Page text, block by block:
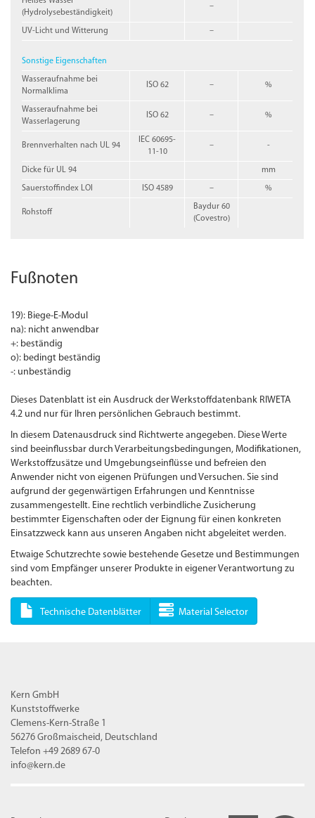
(Hydrolysebeständigkeit)
–
UV-Licht und Witterung –
Sonstige Eigenschaften
Wasseraufnahme bei
Normalklima
ISO 62 – %
Wasseraufnahme bei
Wasserlagerung
ISO 62 – %
Brennverhalten nach UL 94
IEC 60695-
11-10
– -
Dicke für UL 94 mm
Sauerstoffindex LOI ISO 4589 – %
Rohstoff
Baydur 60
(Covestro)
Fußnoten
19): Biege-E-Modul
na): nicht anwendbar
+: beständig
o): bedingt beständig
-: unbeständig
Dieses Datenblatt ist ein Ausdruck der Werkstoffdatenbank RIWETA
4.2 und nur für Ihren persönlichen Gebrauch bestimmt.
In diesem Datenausdruck sind Richtwerte angegeben. Diese Werte
sind beeinflussbar durch Verarbeitungsbedingungen, Modifikationen,
Werkstoffzusätze und Umgebungseinflüsse und befreien den
Anwender nicht von eigenen Prüfungen und Versuchen. Sie sind
aufgrund der gegenwärtigen Erfahrungen und Kenntnisse
zusammengestellt. Eine rechtlich verbindliche Zusicherung
bestimmter Eigenschaften oder der Eignung für einen konkreten
Einsatzzweck kann aus unseren Angaben nicht abgeleitet werden.
Etwaige Schutzrechte sowie bestehende Gesetze und Bestimmungen
sind vom Empfänger unserer Produkte in eigener Verantwortung zu
beachten.
Technische Datenblätter Material Selector
Kern GmbH
Kunststoffwerke
Clemens-Kern-Straße 1
56276 Großmaischeid, Deutschland
Telefon +49 2689 67-0
info@kern.de